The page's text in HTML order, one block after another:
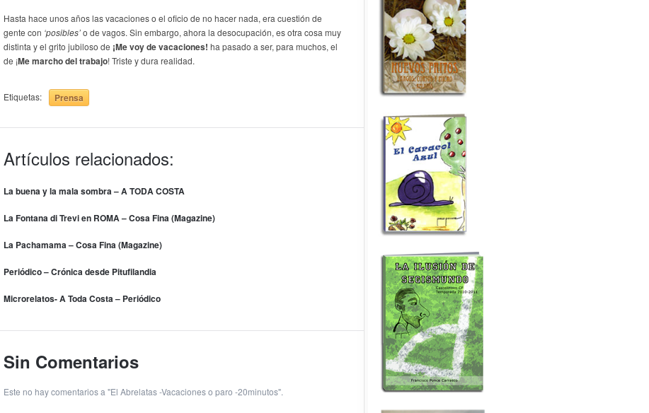
Hasta hace unos años las vacaciones o el oficio de no hacer nada, era cuestión de
gente con ‘posibles’o de vagos. Sin embargo, ahora la desocupación, es otra cosa muy
distinta y el grito jubiloso de ¡Me voy de vacaciones! ha pasado a ser, para muchos, el
de ¡Me marcho del trabajo! Triste y dura realidad.
Etiquetas: Prensa
Artículos relacionados:
La buena y la mala sombra – A TODA COSTA
La Fontana di Trevi en ROMA – Cosa Fina (Magazine)
La Pachamama – Cosa Fina (Magazine)
Periódico – Crónica desde Pitufilandia
Microrelatos- A Toda Costa – Periódico
Sin Comentarios
Este no hay comentarios a "El Abrelatas -Vacaciones o paro -20minutos".